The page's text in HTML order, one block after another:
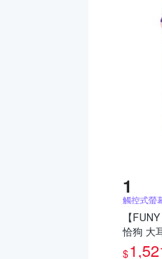
觸控式螢
【
恰狗 大
$